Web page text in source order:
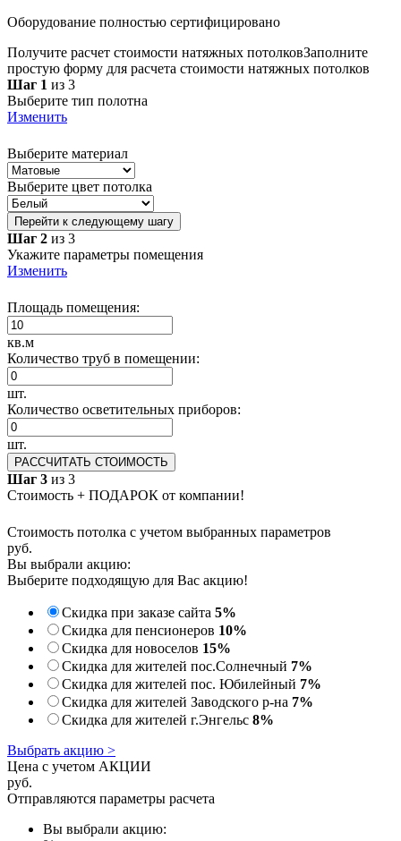
Оборудование полностью сертифицировано
Получите расчет стоимости натяжных потолковЗаполните
простую форму для расчета стоимости натяжных потолков
Шаг 1 из 3
Выберите тип полотна
Изменить
Выберите материал
Выберите цвет потолка
Перейти к следующему шагу
Шаг 2 из 3
Укажите параметры помещения
Изменить
Площадь помещения:
кв.м
Количество труб в помещении:
шт.
Количество осветительных приборов:
шт.
РАССЧИТАТЬ СТОИМОСТЬ
Шаг 3 из 3
Стоимость + ПОДАРОК от компании!
Стоимость потолка с учетом выбранных параметров
руб.
Вы выбрали акцию:
Выберите подходящую для Вас акцию!
Скидка при заказе сайта 5%
Скидка для пенсионеров 10%
Скидка для новоселов 15%
Скидка для жителей пос.Солнечный 7%
Скидка для жителей пос. Юбилейный 7%
Скидка для жителей Заводского р-на 7%
Скидка для жителей г.Энгельс 8%
Выбрать акцию >
Цена с учетом АКЦИИ
руб.
Отправляются параметры расчета
Вы выбрали акцию: